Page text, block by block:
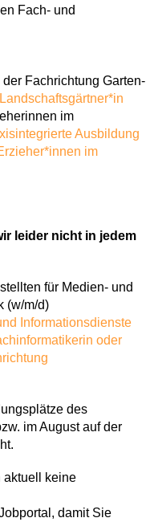
Fach- und
Fachrichtung Garten-
Landschaftsgärtner*in
im
Ausbildung
im
leider nicht in jedem
für Medien- und
(w/m/d)
Informationsdienste
oder
des
im August auf der
aktuell keine
damit Sie